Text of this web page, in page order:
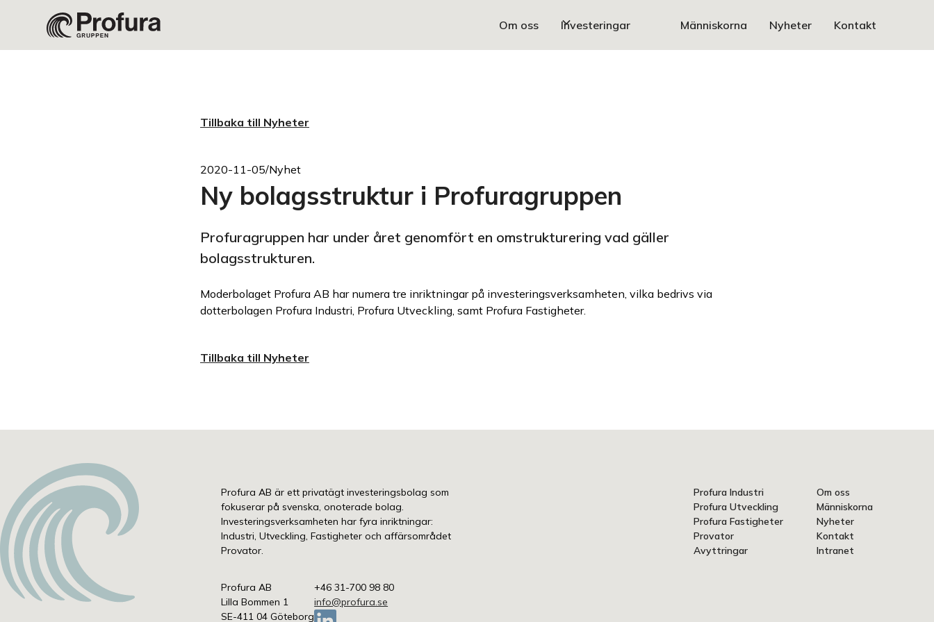
Om oss Investeringar Människorna Nyheter Kontakt
Tillbaka till Nyheter
2020-11-05/Nyhet
Ny bolagsstruktur i Profuragruppen
Profuragruppen har under året genomfört en omstrukturering vad gäller
bolagsstrukturen.
Moderbolaget Profura AB har numera tre inriktningar på investeringsverksamheten, vilka bedrivs via
dotterbolagen Profura Industri, Profura Utveckling, samt Profura Fastigheter.
Tillbaka till Nyheter
Profura AB är ett privatägt investeringsbolag som
fokuserar på svenska, onoterade bolag.
Investeringsverksamheten har fyra inriktningar:
Industri, Utveckling, Fastigheter och affärsområdet
Provator.
Profura AB
Lilla Bommen 1
SE-411 04 Göteborg
+46 31-700 98 80
info@profura.se
Profura Industri
Profura Utveckling
Profura Fastigheter
Provator
Avyttringar
Om oss
Människorna
Nyheter
Kontakt
Intranet